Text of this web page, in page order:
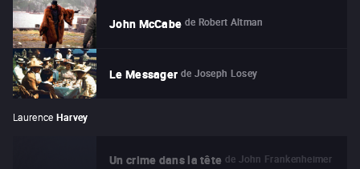
John McCabe de Robert Altman
Le Messager de Joseph Losey
Laurence Harvey
Un crime dans la tête de John Frankenheimer